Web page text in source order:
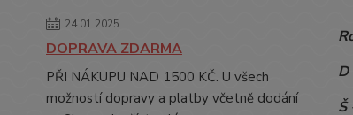
24.01.2025
DOPRAVA ZDARMA
PŘI NÁKUPU NAD 1500 KČ. U všech
možností dopravy a platby včetně dodání
D
Š